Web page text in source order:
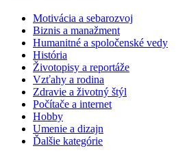
Motivácia a sebarozvoj
Biznis a manažment
Humanitné a spoločenské vedy
História
Životopisy a reportáže
Vzťahy a rodina
Zdravie a životný štýl
Počítače a internet
Hobby
Umenie a dizajn
Ďalšie kategórie